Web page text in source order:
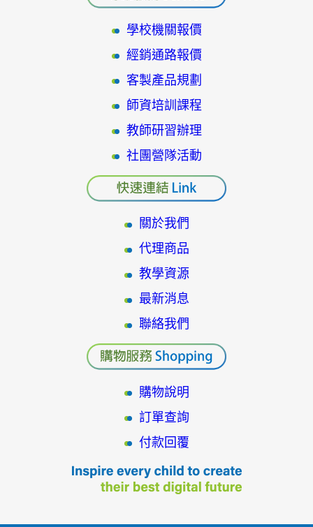
學校機關報價
經銷通路報價
客製產品規劃
師資培訓課程
教師研習辦理
社團營隊活動
關於我們
代理商品
教學資源
最新消息
聯絡我們
購物說明
訂單查詢
付款回覆